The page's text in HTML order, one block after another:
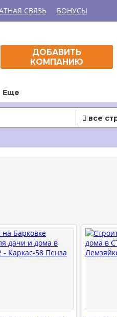
СВЯЗЬ БОНУСЫ
ДОБАВИТЬ
КОМПАНИЮ
Еще
 все